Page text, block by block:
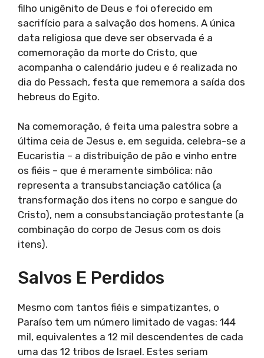
filho unigênito de Deus e foi oferecido em
sacrifício para a salvação dos homens. A única
data religiosa que deve ser observada é a
comemoração da morte do Cristo, que
acompanha o calendário judeu e é realizada no
dia do Pessach, festa que rememora a saída dos
hebreus do Egito.
Na comemoração, é feita uma palestra sobre a
última ceia de Jesus e, em seguida, celebra-se a
Eucaristia – a distribuição de pão e vinho entre
os fiéis – que é meramente simbólica: não
representa a transubstanciação católica (a
transformação dos itens no corpo e sangue do
Cristo), nem a consubstanciação protestante (a
combinação do corpo de Jesus com os dois
itens).
Salvos E Perdidos
Mesmo com tantos fiéis e simpatizantes, o
Paraíso tem um número limitado de vagas: 144
mil, equivalentes a 12 mil descendentes de cada
uma das 12 tribos de Israel. Estes seriam